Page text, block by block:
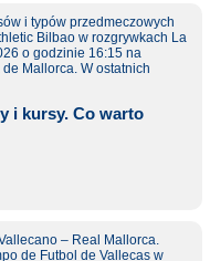
i kursy. Co warto